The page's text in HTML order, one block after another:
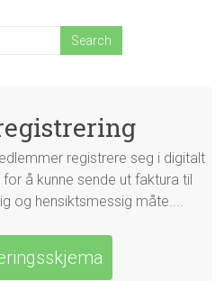
registrere seg i digitalt
å kunne sende ut faktura til
og hensiktsmessig måte....